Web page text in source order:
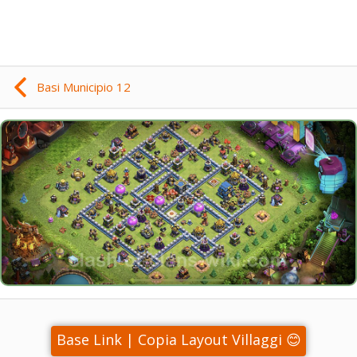
Basi Municipio 12
Base Link | Copia Layout Villaggi 😊